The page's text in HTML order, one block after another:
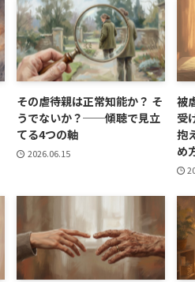
その虐待親は正常知能か？ そ
うでないか？──傾聴で見立
てる4つの軸
2026.06.15
被
受
抱
め